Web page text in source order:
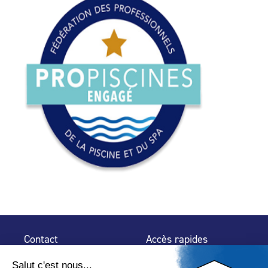
Contact Accès rapides
Espace Presse